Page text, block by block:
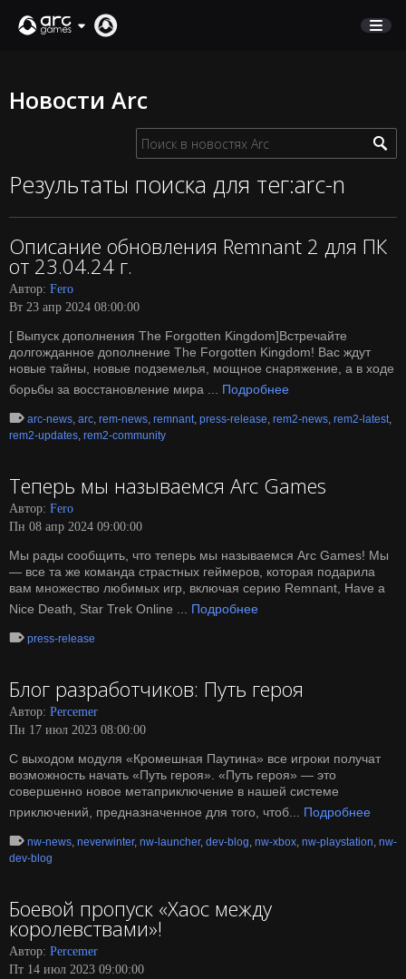
ПОДДЕРЖКА
English
Deutsch
Français
Italiano
Español
Новости Arc
Результаты поиска для тег:arc-n
Описание обновления Remnant 2 для ПК
от 23.04.24 г.
Автор: Fero
Вт 23 апр 2024 08:00:00
[ Выпуск дополнения The Forgotten Kingdom]Встречайте
долгожданное дополнение The Forgotten Kingdom! Вас ждут
новые тайны, новые подземелья, мощное снаряжение, а в ходе
борьбы за восстановление мира ... Подробнее
arc-news, arc, rem-news, remnant, press-release, rem2-news, rem2-latest,
rem2-updates, rem2-community
Теперь мы называемся Arc Games
Автор: Fero
Пн 08 апр 2024 09:00:00
Мы рады сообщить, что теперь мы называемся Arc Games! Мы
— все та же команда страстных геймеров, которая подарила
вам множество любимых игр, включая серию Remnant, Have a
Nice Death, Star Trek Online ... Подробнее
press-release
Блог разработчиков: Путь героя
Автор: Percemer
Пн 17 июл 2023 08:00:00
С выходом модуля «Кромешная Паутина» все игроки получат
возможность начать «Путь героя». «Путь героя» — это
совершенно новое метаприключение в нашей системе
приключений, предназначенное для того, чтоб... Подробнее
nw-news, neverwinter, nw-launcher, dev-blog, nw-xbox, nw-playstation, nw-
dev-blog
Боевой пропуск «Хаос между
королевствами»!
Автор: Percemer
Пт 14 июл 2023 09:00:00